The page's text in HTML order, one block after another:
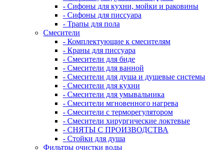
- Сифоны для кухни, мойки и раковины
- Сифоны для писсуара
- Трапы для пола
Смесители
- Комплектующие к смесителям
- Краны для писсуара
- Смесители для биде
- Смесители для ванной
- Смесители для душа и душевые системы
- Смесители для кухни
- Смесители для умывальника
- Смесители мгновенного нагрева
- Смесители с терморегулятором
- Смесители хирургические локтевые
- СНЯТЫ С ПРОИЗВОДСТВА
- Стойки для душа
Фильтры очистки воды